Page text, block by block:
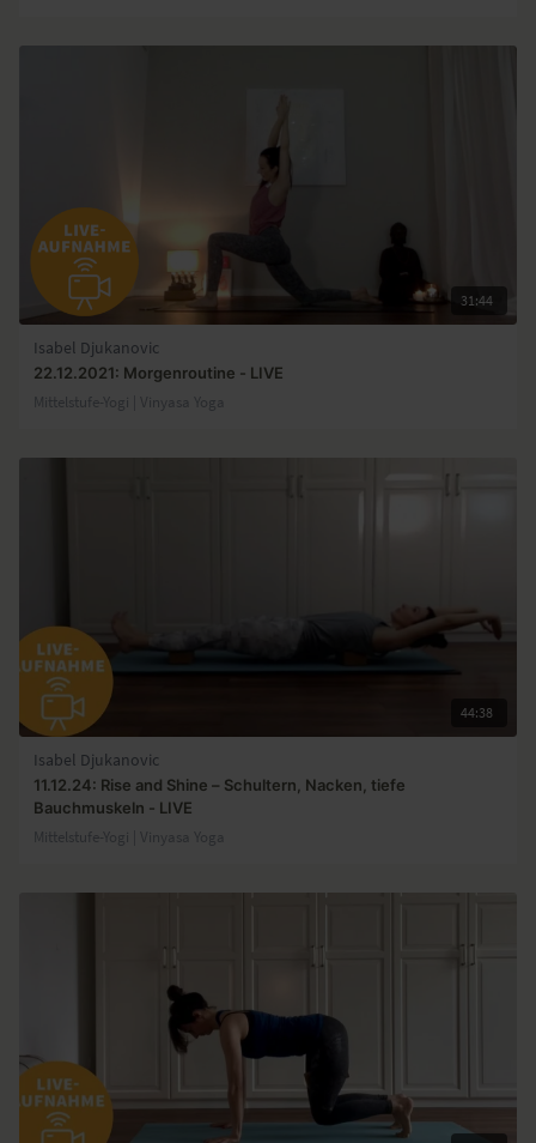
31:44
Isabel Djukanovic
22.12.2021: Morgenroutine - LIVE
Mittelstufe-Yogi | Vinyasa Yoga
44:38
Isabel Djukanovic
11.12.24: Rise and Shine – Schultern, Nacken, tiefe
Bauchmuskeln - LIVE
Mittelstufe-Yogi | Vinyasa Yoga